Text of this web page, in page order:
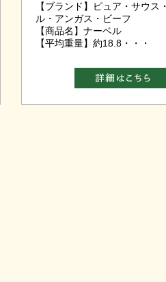
【ブランド】ピュア・サウス
ル・アンガス・ビーフ
【商品名】ナーベル
【平均重量】約18.8・・・